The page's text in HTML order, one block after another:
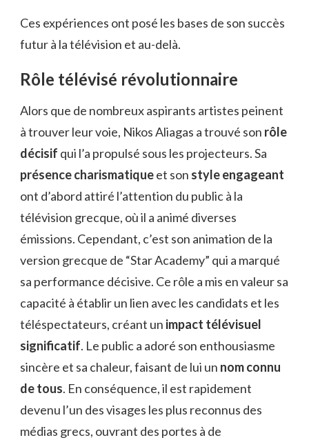
Ces expériences ont posé les bases de son succès
futur à la télévision et au-delà.
Rôle télévisé révolutionnaire
Alors que de nombreux aspirants artistes peinent
à trouver leur voie, Nikos Aliagas a trouvé son rôle
décisif qui l’a propulsé sous les projecteurs. Sa
présence charismatiqueet son style engageant
ont d’abord attiré l’attention du public à la
télévision grecque, où il a animé diverses
émissions. Cependant, c’est son animation de la
version grecque de “Star Academy” qui a marqué
sa performance décisive. Ce rôle a mis en valeur sa
capacité à établir un lien avec les candidats et les
téléspectateurs, créant un impact télévisuel
significatif. Le public a adoré son enthousiasme
sincère et sa chaleur, faisant de lui un nom connu
de tous. En conséquence, il est rapidement
devenu l’un des visages les plus reconnus des
médias grecs, ouvrant des portes à de